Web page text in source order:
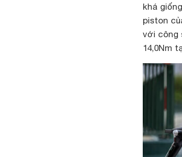
khá
piston
với công
14,0Nm